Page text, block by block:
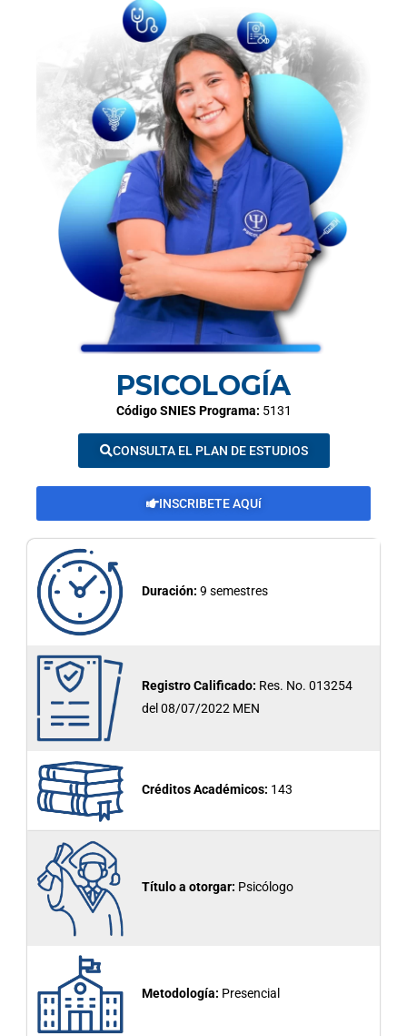
PSICOLOGÍA
Código SNIES Programa: 5131
CONSULTA EL PLAN DE ESTUDIOS
INSCRIBETE AQUí
Duración:9 semestres
Registro Calificado: Res. No. 013254
del 08/07/2022 MEN
Créditos Académicos: 143
Título a otorgar: Psicólogo
Metodología: Presencial